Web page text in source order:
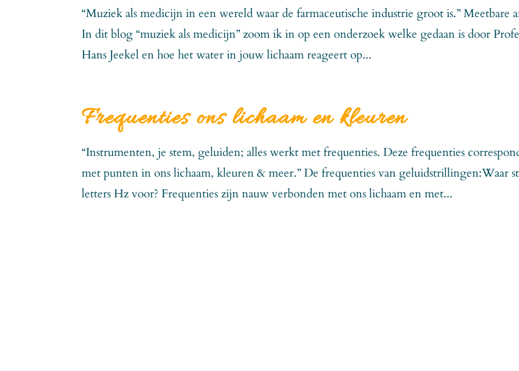
“Muziek als medicijn in een wereld waar de farmaceutische industrie groot is.” Meetbare
In dit blog “muziek als medicijn” zoom ik in op een onderzoek welke gedaan is door
Hans Jeekel en hoe het water in jouw lichaam reageert op...
Frequenties ons lichaam en kleuren
“Instrumenten, je stem, geluiden; alles werkt met frequenties. Deze frequenties
met punten in ons lichaam, kleuren & meer.” De frequenties van geluidstrillingen:Waar
letters Hz voor? Frequenties zijn nauw verbonden met ons lichaam en met...